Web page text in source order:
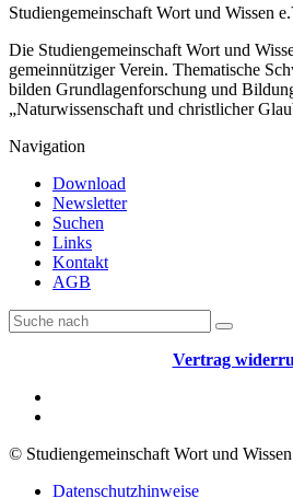
Studiengemeinschaft Wort und Wissen
Die Studiengemeinschaft Wort und
gemeinnütziger Verein. Thematische
bilden Grundlagenforschung und
„Naturwissenschaft und christlicher
Navigation
Download
Newsletter
Suchen
Links
Kontakt
AGB
Vertrag
© Studiengemeinschaft Wort und
Datenschutzhinweise